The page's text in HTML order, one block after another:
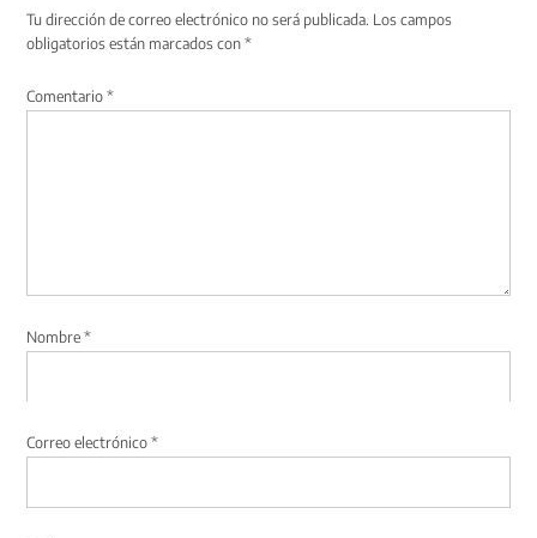
Tu dirección de correo electrónico no será publicada. Los campos
obligatorios están marcados con*
Comentario*
Nombre*
Correo electrónico*